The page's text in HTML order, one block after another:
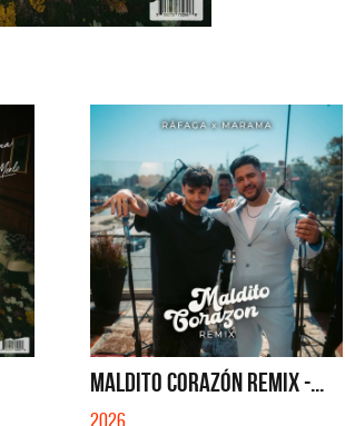
MALDITO CORAZÓN REMIX -...
2026